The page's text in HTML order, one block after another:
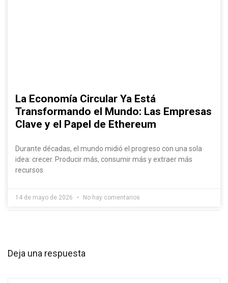
La Economía Circular Ya Está
Transformando el Mundo: Las Empresas
Clave y el Papel de Ethereum
Durante décadas, el mundo midió el progreso con una sola
idea: crecer. Producir más, consumir más y extraer más
recursos
14 de mayo de 2026 No hay comentarios
Deja una respuesta